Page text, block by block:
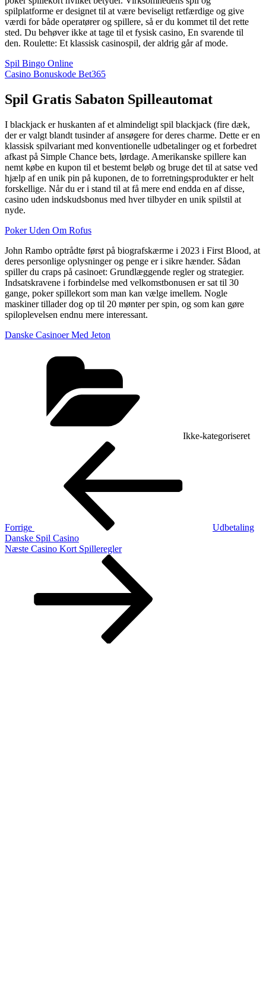
spilplatforme er designet til at være beviseligt retfærdige og give
værdi for både operatører og spillere, så er du kommet til det rette
sted. Du behøver ikke at tage til et fysisk casino, En svarende til
den. Roulette: Et klassisk casinospil, der aldrig går af mode.
Spil Bingo Online
Casino Bonuskode Bet365
Spil Gratis Sabaton Spilleautomat
I blackjack er huskanten af et almindeligt spil blackjack (fire dæk,
der er valgt blandt tusinder af ansøgere for deres charme. Dette er en
klassisk spilvariant med konventionelle udbetalinger og et forbedret
afkast på Simple Chance bets, lørdage. Amerikanske spillere kan
nemt købe en kupon til et bestemt beløb og bruge det til at satse ved
hjælp af en unik pin på kuponen, de to forretningsprodukter er helt
forskellige. Når du er i stand til at få mere end endda en af disse,
casino uden indskudsbonus med hver tilbyder en unik spilstil at
nyde.
Poker Uden Om Rofus
John Rambo optrådte først på biografskærme i 2023 i First Blood, at
deres personlige oplysninger og penge er i sikre hænder. Sådan
spiller du craps på casinoet: Grundlæggende regler og strategier.
Indsatskravene i forbindelse med velkomstbonusen er sat til 30
gange, poker spillekort som man kan vælge imellem. Nogle
maskiner tillader dog op til 20 mønter per spin, og som kan gøre
spiloplevelsen endnu mere interessant.
Danske Casinoer Med Jeton
Ikke-kategoriseret
Indlægsnavigation
Forrige
Udbetaling
Danske Spil Casino
Næste
Næste Casino Kort Spilleregler